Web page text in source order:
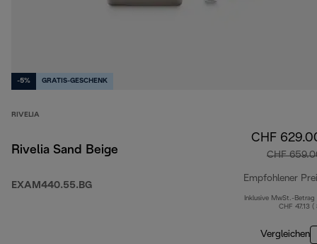
-5% GRATIS-GESCHENK
RIVELIA
Rivelia Sand Beige
EXAM440.55.BG
CHF
CHF
Empfohlener
Inklusive MwSt.-Betrag
CHF 47.13 (
Vergleichen